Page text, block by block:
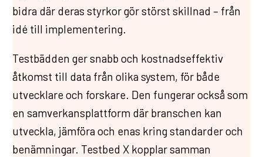
bidra där deras styrkor gör störst skillnad – från
idé till implementering.
Testbädden ger snabb och kostnadseffektiv
åtkomst till data från olika system, för både
utvecklare och forskare. Den fungerar också som
en samverkansplattform där branschen kan
utveckla, jämföra och enas kring standarder och
benämningar. Testbed X kopplar samman